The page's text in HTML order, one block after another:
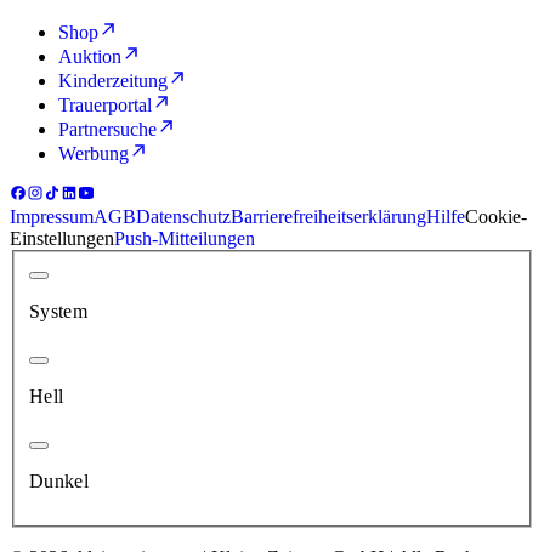
Shop
Auktion
Kinderzeitung
Trauerportal
Partnersuche
Werbung
ImpressumAGBDatenschutzBarrierefreiheitserklärungHilfeCookie-
EinstellungenPush-Mitteilungen
System
Hell
Dunkel